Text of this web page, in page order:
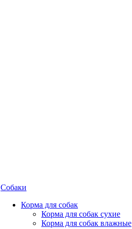
Собаки
Корма для собак
Корма для собак сухие
Корма для собак влажные